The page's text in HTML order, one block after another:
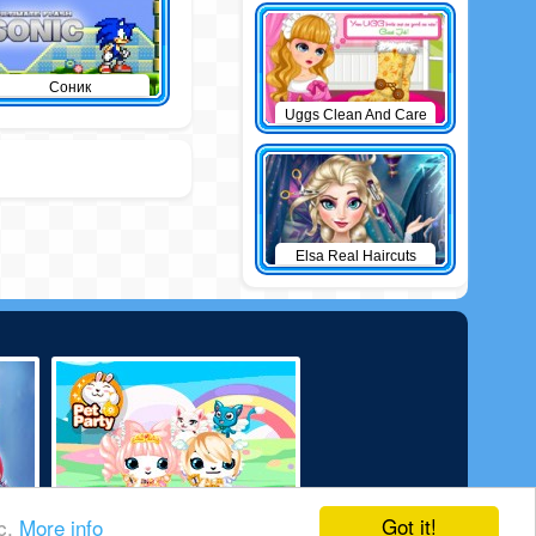
Got it!
More info
Соник
Uggs Clean And Care
Elsa Real Haircuts